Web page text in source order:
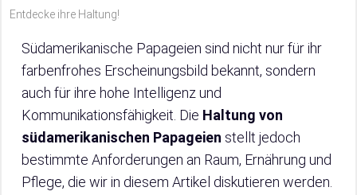
Entdecke ihre Haltung!
Südamerikanische Papageien sind nicht nur für ihr
farbenfrohes Erscheinungsbild bekannt, sondern
auch für ihre hohe Intelligenz und
Kommunikationsfähigkeit. Die Haltung von
südamerikanischen Papageien stellt jedoch
bestimmte Anforderungen an Raum, Ernährung und
Pflege, die wir in diesem Artikel diskutieren werden.